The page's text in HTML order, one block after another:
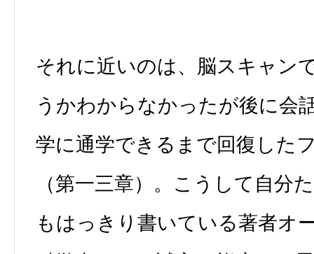
それに近いのは、脳スキャン
うかわからなかったが後に会
学に通学できるまで回復した
（第一三章）。こうして自分
もはっきり書いている著者オ